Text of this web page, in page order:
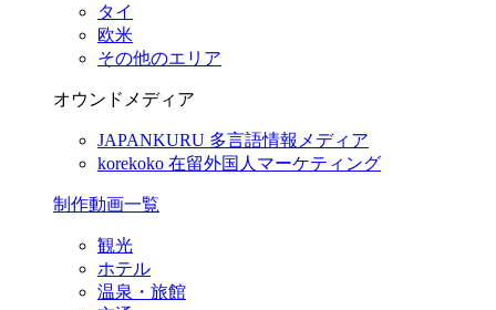
タイ
欧米
その他のエリア
オウンドメディア
JAPANKURU 多言語情報メディア
korekoko 在留外国人マーケティング
制作動画一覧
観光
ホテル
温泉・旅館